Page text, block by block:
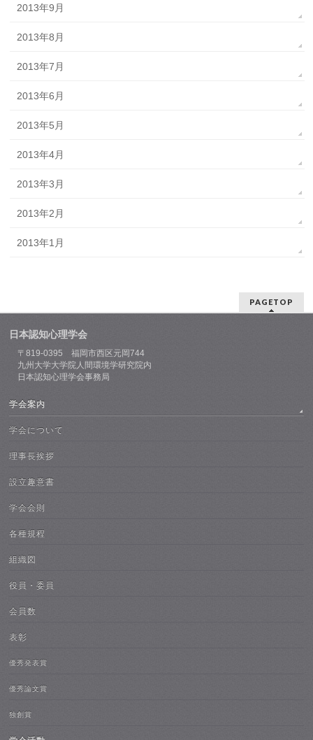
2013年9月
2013年8月
2013年7月
2013年6月
2013年5月
2013年4月
2013年3月
2013年2月
2013年1月
PAGETOP
日本認知心理学会
〒819-0395 福岡市西区元岡744
九州大学大学院人間環境学研究院内
日本認知心理学会事務局
学会案内
学会について
理事長挨拶
設立趣意書
学会会則
各種規程
組織図
役員・委員
会員数
表彰
優秀発表賞
優秀論文賞
独創賞